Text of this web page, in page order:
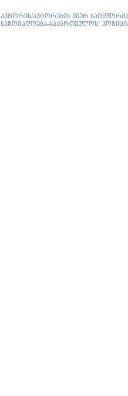
ავტორის/ავტორების მიერ
საზოგადოება-საქართველოს”